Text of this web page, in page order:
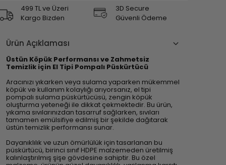
499 TL ve Üzeri
Kargo Bizden
3D Secure
Güvenli Ödeme
Ürün Açıklaması
Üstün Köpük Performansı ve Zahmetsiz
Temizlik için El Tipi Pompalı Püskürtücü
Aracınızı yıkarken veya sulama yaparken mükemmel
köpük ve kullanım kolaylığı arıyorsanız, el tipi
pompalı sulama püskürtücüsü, zengin köpük
oluşturma yeteneği ile dikkat çekmektedir. Bu ürün,
yıkama sıvılarınızdan tasarruf sağlarken, sıvıları
tamamen emülsifiye edilmiş bir şekilde dağıtarak
üstün temizlik performansı sunar.
Dayanıklılık ve uzun ömürlülük için tasarlanan bu
püskürtücü, birinci sınıf HDPE malzemeden üretilmiş
kalınlaştırılmış şişe gövdesine sahiptir. Bu özel